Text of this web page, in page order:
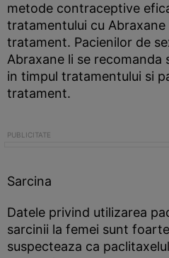
metode contraceptive
tratamentului cu Abraxane
tratament. Pacienilor de
Abraxane li se recomanda
in timpul tratamentului si
tratament.
Sarcina
Datele privind utilizarea
sarcinii la femei sunt
suspecteaza ca